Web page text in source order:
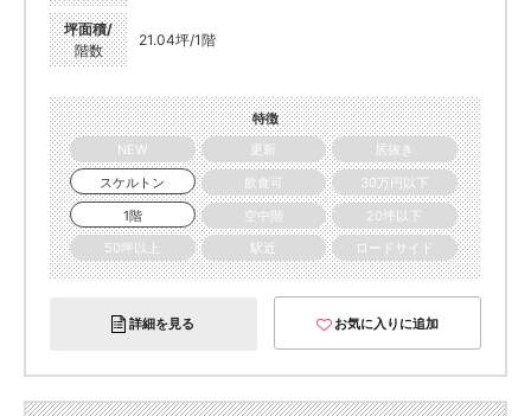
坪面積/
階数
21.04坪/1階
特徴
NEW
更新
居抜き
スケルトン
飲食可
30万円以下
1階
空中階
20坪以下
50坪以上
駅近 ロードサイド
詳細を見る お気に入りに追加